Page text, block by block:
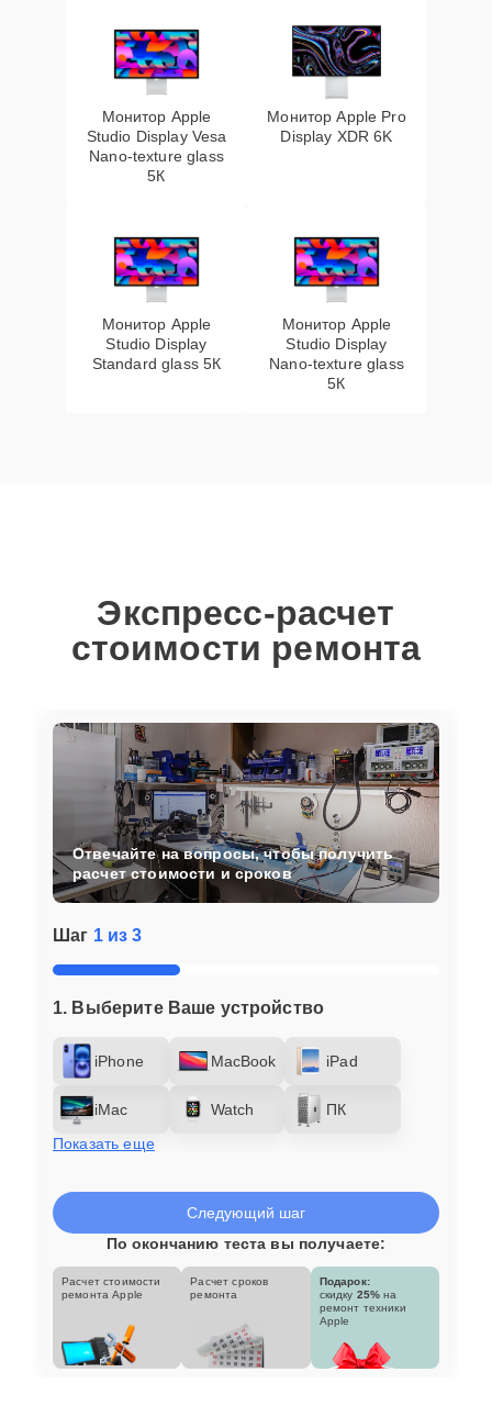
Монитор Apple
Studio Display Vesa
Nano-texture glass
5К
Монитор Apple Pro
Display XDR 6K
Монитор Apple
Studio Display
Standard glass 5К
Монитор Apple
Studio Display
Nano-texture glass
5К
Экспресс-расчет
стоимости ремонта
Шаг 1 из 3
1. Выберите Ваше устройство
iPhone MacBook iPad
iMac Watch
ПК
Показать еще
Отвечайте на вопросы, чтобы получить
расчет стоимости и сроков
Следующий шаг
По окончанию теста вы получаете:
Расчет стоимости
ремонта Apple
Расчет сроков
ремонта
Подарок:
скидку 25% на
ремонт техники
Apple